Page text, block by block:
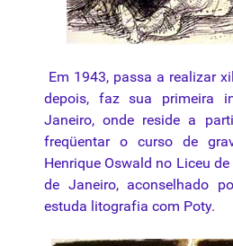
Em 1943, passa a realizar
depois, faz sua primeira
Janeiro, onde reside a
freqüentar o curso de
Henrique Oswald no Liceu
de Janeiro, aconselhado
estuda litografia com Poty.